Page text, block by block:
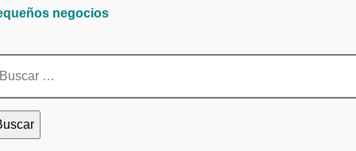
negocios